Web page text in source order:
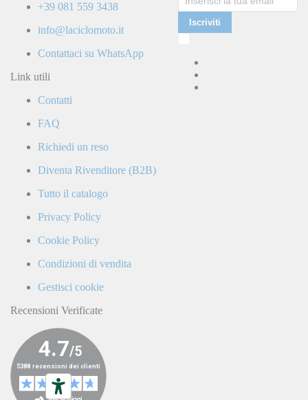
+39 081 559 3438
info@laciclomoto.it
Contattaci su WhatsApp
Link utili
Contatti
FAQ
Richiedi un reso
Diventa Rivenditore (B2B)
Tutto il catalogo
Privacy Policy
Cookie Policy
Condizioni di vendita
Gestisci cookie
Recensioni Verificate
Iscriviti
e
accetto
la